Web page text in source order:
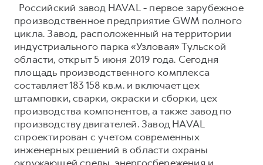
Российский завод HAVAL - первое зарубежное
производственное предприятие GWM полного
цикла. Завод, расположенный на территории
индустриального парка «Узловая» Тульской
области, открыт 5 июня 2019 года. Сегодня
площадь производственного комплекса
составляет 183 158 кв.м. и включает цех
штамповки, сварки, окраски и сборки, цех
производства компонентов, а также завод по
производству двигателей. Завод HAVAL
спроектирован с учетом современных
инженерных решений в области охраны